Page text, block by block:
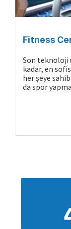
Fitness
Son teknoloji
kadar, en
her şeye
da spor